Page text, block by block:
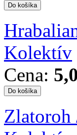
Kolektív
Cena:
Zlatoroh